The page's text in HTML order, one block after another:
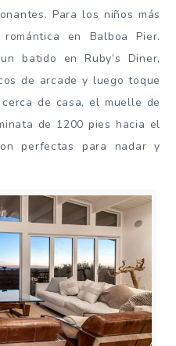
Para los niños más
en Balboa Pier.
batido en Ruby’s Diner,
de arcade y luego toque
de casa, el muelle de
de 1200 pies hacia el
perfectas para nadar y